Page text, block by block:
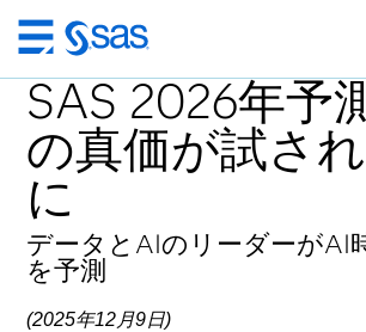
Skip
to
main
content
SAS 2026年予
の真価が試さ
に
データとAIのリーダーがAI
を予測
(2025年12月9日)